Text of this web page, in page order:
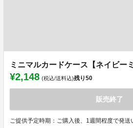
ミニマルカードケース【ネイビー
¥2,148 (税込/送料込)残り50
販売終了
ご提供予定時期：ご購入後、1週間程度で発送